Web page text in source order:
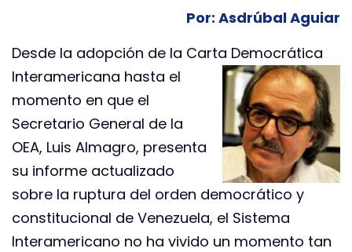
Por: Asdrúbal Aguiar
Desde la adopción de la Carta Democrática
Interamericana hasta el
momento en que el
Secretario General de la
OEA, Luis Almagro, presenta
su informe actualizado
sobre la ruptura del orden democrático y
constitucional de Venezuela, el Sistema
Interamericano no ha vivido un momento tan